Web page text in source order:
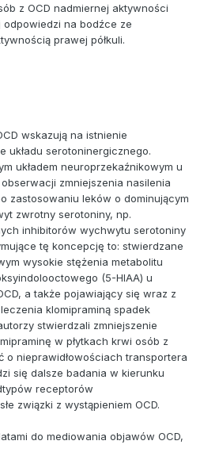
z OCD nadmiernej aktywności
odpowiedzi na bodźce ze
prawej półkuli.
wskazują na istnienie
układu serotoninergicznego.
układem neuroprzekaźnikowym u
zmniejszenia nasilenia
zastosowaniu leków o dominującym
zwrotny serotoniny, np.
inhibitorów wychwytu serotoniny
tę koncepcję to: stwierdzane
wysokie stężenia metabolitu
(5-HIAA) u
a także pojawiający się wraz z
klomipraminą spadek
stwierdzali zmniejszenie
w płytkach krwi osób z
o nieprawidłowościach transportera
się dalsze badania w kierunku
receptorów
związki z wystąpieniem OCD.
do mediowania objawów OCD,